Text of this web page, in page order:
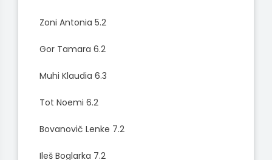
Zoni Antonia 5.2
Gor Tamara 6.2
Muhi Klaudia 6.3
Tot Noemi 6.2
Bovanovič Lenke 7.2
Ileš Boglarka 7.2